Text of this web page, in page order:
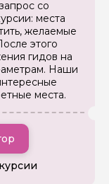
со
места
желаемые
этого
гидов на
Наши
места.